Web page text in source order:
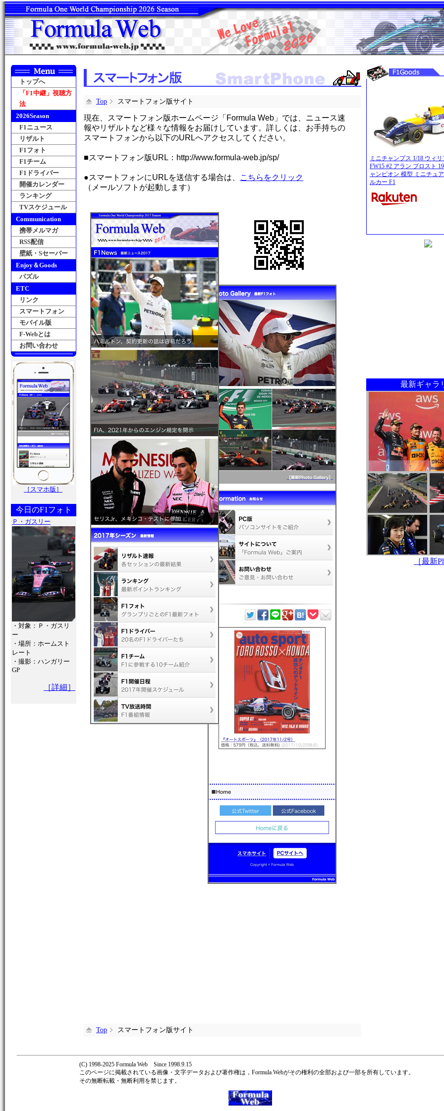
トップへ
「F1中継」視聴方
法
2026Season
F1ニュース
リザルト
F1フォト
F1チーム
F1ドライバー
開催カレンダー
ランキング
TVスケジュール
Communication
携帯メルマガ
RSS配信
壁紙・Sセーバー
Enjoy＆Goods
パズル
ETC
リンク
スマートフォン
モバイル版
F-Webとは
お問い合わせ
［スマホ版］
今日のF1フォト
Ｐ・ガスリー
・対象：Ｐ・ガスリ
ー
・場所：ホームスト
レート
・撮影：ハンガリー
GP
［詳細］
Top スマートフォン版サイト
現在、スマートフォン版ホームページ「Formula Web」では、ニュース速
報やリザルトなど様々な情報をお届けしています。詳しくは、お手持ちの
スマートフォンから以下のURLへアクセスしてください。
■スマートフォン版URL：http://www.formula-web.jp/sp/
●スマートフォンにURLを送信する場合は、
こちらをクリック
（メールソフトが起動します）
Top スマートフォン版サイト
ミニチャンプス 1/18 ウィ
FW15 #2 アラン プロスト
ャンピオン 模型 ミニチュ
ルカー F1
最新ギャラ
［最新
(C) 1998-2025 Formula Web Since 1998.9.15
このページに掲載されている画像・文字データおよび著作権は，Formula Webがその権利の全部および一部を所有しています。
その無断転載・無断利用を禁じます。